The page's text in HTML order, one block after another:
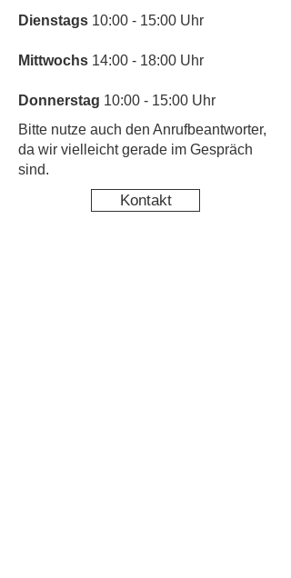
​Dienstags 10:00 - 15:00 Uhr
Mittwochs 14:00 - 18:00 Uhr
Donnerstag 10:00 - 15:00 Uhr
​Bitte nutze auch den Anrufbeantworter,
da wir vielleicht gerade im Gespräch
sind.
Kontakt